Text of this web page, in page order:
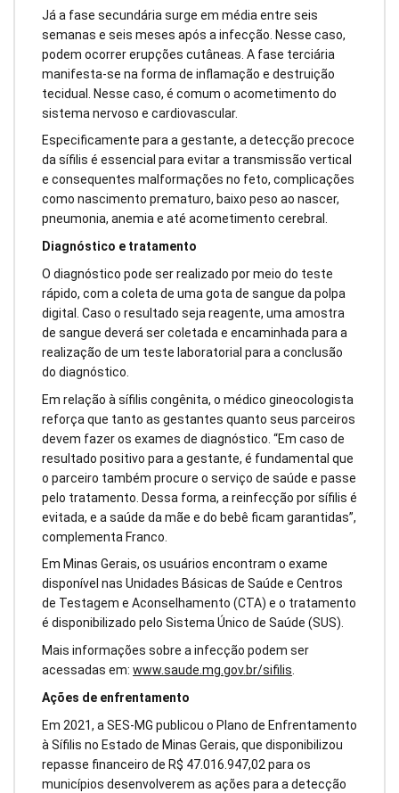
Já a fase secundária surge em média entre seis
semanas e seis meses após a infecção. Nesse caso,
podem ocorrer erupções cutâneas. A fase terciária
manifesta-se na forma de inflamação e destruição
tecidual. Nesse caso, é comum o acometimento do
sistema nervoso e cardiovascular.
Especificamente para a gestante, a detecção precoce
da sífilis é essencial para evitar a transmissão vertical
e consequentes malformações no feto, complicações
como nascimento prematuro, baixo peso ao nascer,
pneumonia, anemia e até acometimento cerebral.
Diagnóstico e tratamento
O diagnóstico pode ser realizado por meio do teste
rápido, com a coleta de uma gota de sangue da polpa
digital. Caso o resultado seja reagente, uma amostra
de sangue deverá ser coletada e encaminhada para a
realização de um teste laboratorial para a conclusão
do diagnóstico.
Em relação à sífilis congênita, o médico gineocologista
reforça que tanto as gestantes quanto seus parceiros
devem fazer os exames de diagnóstico. “Em caso de
resultado positivo para a gestante, é fundamental que
o parceiro também procure o serviço de saúde e passe
pelo tratamento. Dessa forma, a reinfecção por sífilis é
evitada, e a saúde da mãe e do bebê ficam garantidas”,
complementa Franco.
Em Minas Gerais, os usuários encontram o exame
disponível nas Unidades Básicas de Saúde e Centros
de Testagem e Aconselhamento (CTA) e o tratamento
é disponibilizado pelo Sistema Único de Saúde (SUS).
Mais informações sobre a infecção podem ser
acessadas em: www.saude.mg.gov.br/sifilis
Ações de enfrentamento
Em 2021, a SES-MG publicou o Plano de Enfrentamento
à Sífilis no Estado de Minas Gerais, que disponibilizou
repasse financeiro de R$ 47.016.947,02 para os
municípios desenvolverem as ações para a detecção